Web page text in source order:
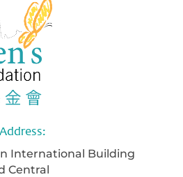
International Building
Central